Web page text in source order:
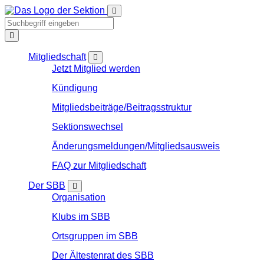
Mitgliedschaft
Jetzt Mitglied werden
Kündigung
Mitgliedsbeiträge/Beitragsstruktur
Sektionswechsel
Änderungsmeldungen/Mitgliedsausweis
FAQ zur Mitgliedschaft
Der SBB
Organisation
Klubs im SBB
Ortsgruppen im SBB
Der Ältestenrat des SBB